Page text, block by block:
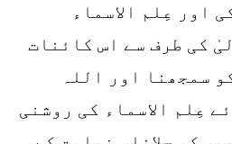
اور عِلم الاسماء
کی طرف سے اس کائنات
سمجھنا اور اللہ
عِلم الاسماء کی روشنی